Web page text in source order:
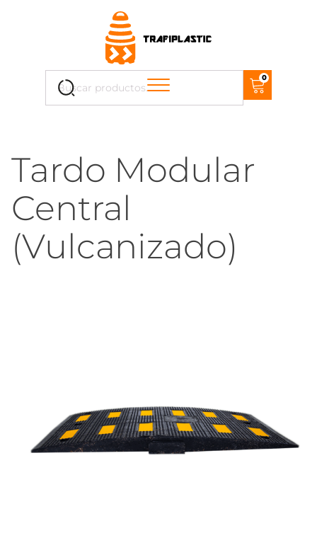
Buscar
por:
Cuando hay resultados autocompletados,
0
Tardo Modular
Central
(Vulcanizado)